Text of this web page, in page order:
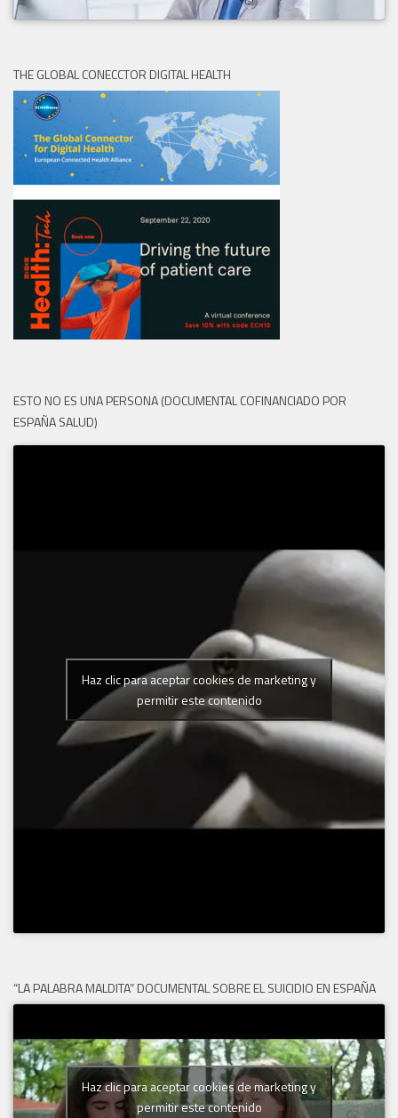
THE GLOBAL CONECCTOR DIGITAL HEALTH
ESTO NO ES UNA PERSONA (DOCUMENTAL COFINANCIADO POR
ESPAÑA SALUD)
Haz clic para aceptar cookies de marketing y
permitir este contenido
“LA PALABRA MALDITA” DOCUMENTAL SOBRE EL SUICIDIO EN ESPAÑA
Haz clic para aceptar cookies de marketing y
permitir este contenido